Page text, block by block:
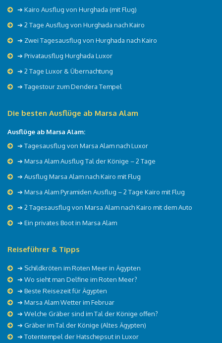
➔ Kairo Ausflug von Hurghada (mit Flug)
➔ 2 Tage Ausflug von Hurghada nach Kairo
➔ Zwei Tagesausflug von Hurghada nach Kairo
➔ Privatausflug Hurghada Luxor
➔ 2 Tage Luxor & Übernachtung
➔ Tagestour zum Dendera Tempel
Die besten Ausflüge ab Marsa Alam
Ausflüge ab Marsa Alam:
➔ Tagesausflug von Marsa Alam nach Luxor
➔ Marsa Alam Ausflug Tal der Könige – 2 Tage
➔ Ausflug Marsa Alam nach Kairo mit Flug
➔ Marsa Alam Pyramiden Ausflug – 2 Tage Kairo mit Flug
➔ 2 Tagesausflug von Marsa Alam nach Kairo mit dem Auto
➔ Ein privates Boot in Marsa Alam
Reiseführer & Tipps
➔ Schildkröten im Roten Meer in Ägypten
➔ Wo sieht man Delfine im Roten Meer?
➔ Beste Reisezeit für Ägypten
➔ Marsa Alam Wetter im Februar
➔ Welche Gräber sind im Tal der Könige offen?
➔ Gräber im Tal der Könige (Altes Ägypten)
➔ Totentempel der Hatschepsut in Luxor